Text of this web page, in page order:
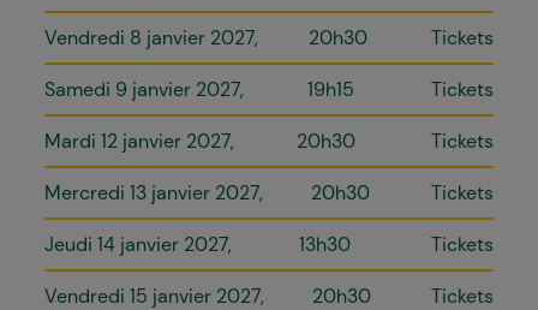
Vendredi 8 janvier 2027 20h30 Tickets
Samedi 9 janvier 2027 19h15 Tickets
Mardi 12 janvier 2027 20h30 Tickets
Mercredi 13 janvier 2027 20h30 Tickets
Jeudi 14 janvier 2027 13h30 Tickets
Vendredi 15 janvier 2027 20h30 Tickets